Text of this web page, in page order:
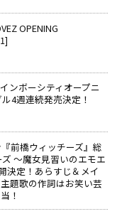
OPENING
ンボーシティオープニ
4週連続発売決定！
前橋ウィッチーズ』総
～魔女見習いのエモエ
決定！あらすじ＆メイ
題歌の作詞はお笑い芸
！